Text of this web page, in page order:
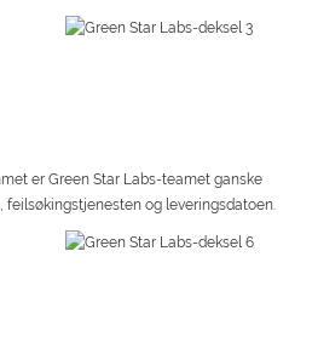
er Green Star Labs-teamet ganske
og leveringsdatoen.